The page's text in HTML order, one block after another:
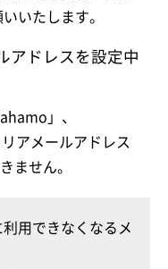
いたします。
アドレスを設定中
」、
アメールアドレス
ません。
用できなくなるメ